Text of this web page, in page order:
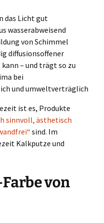
das Licht gut
wasserabweisend
von Schimmel
diffusionsoffener
– und trägt so zu
bei
und umweltverträglich
ist es, Produkte
sinnvoll, ästhetisch
sind. Im
Kalkputze und
von